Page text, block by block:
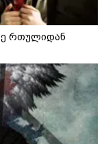
რთულიდან